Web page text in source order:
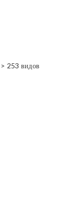
> 253 видов